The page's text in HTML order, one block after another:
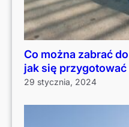
Co można zabrać
jak się przygotować
29 stycznia, 2024